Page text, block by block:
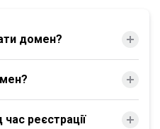
домен?
реєстрації